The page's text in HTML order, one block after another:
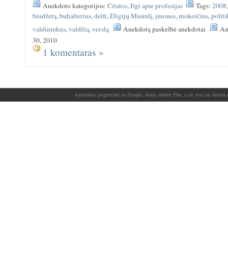
Anekdoto kategorijos:Citatos,Ilgi apie profesijas Tags:2008
biudžetą,buhalterius,delfi,Eligijų Masiulį,įmones,mokeščius,
valdininkus,valdžią,verslą Anekdotą paskelbė anekdotai
30, 2010
1 komentaras »
Anekdotai pagražinti su Simpla, kurią sukūrė Phu, o už visa tai